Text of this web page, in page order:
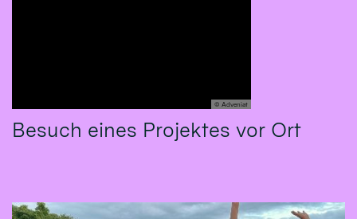
© Adveniat
Besuch eines Projektes vor Ort